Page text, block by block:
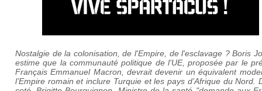
Nostalgie de la colonisation, de l'Empire, de l'esclavage ? Boris
estime que la communauté politique de l’UE, proposée par le
Français Emmanuel Macron, devrait devenir un équivalent
l’Empire romain et inclure Turquie et les pays d’Afrique du Nord.